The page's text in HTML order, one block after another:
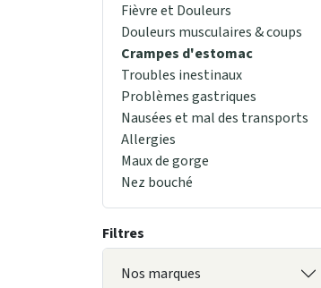
Fièvre et Douleurs
Douleurs musculaires & coups
Crampes d'estomac
Troubles inestinaux
Problèmes gastriques
Nausées et mal des transports
Allergies
Maux de gorge
Nez bouché
Filtres
Nos marques